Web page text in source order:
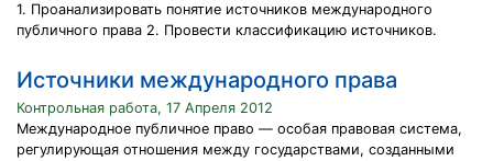
1. Проанализировать понятие источников международного
публичного права 2. Провести классификацию источников.
Источники международного права
Контрольная работа, 17 Апреля 2012
Международное публичное право — особая правовая система,
регулирующая отношения между государствами, созданными